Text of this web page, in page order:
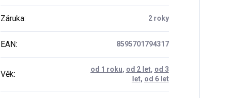
Záruka: 2 roky
EAN: 8595701794317
Věk: od 1 roku, od 2 let, od 3
let, od 6 let